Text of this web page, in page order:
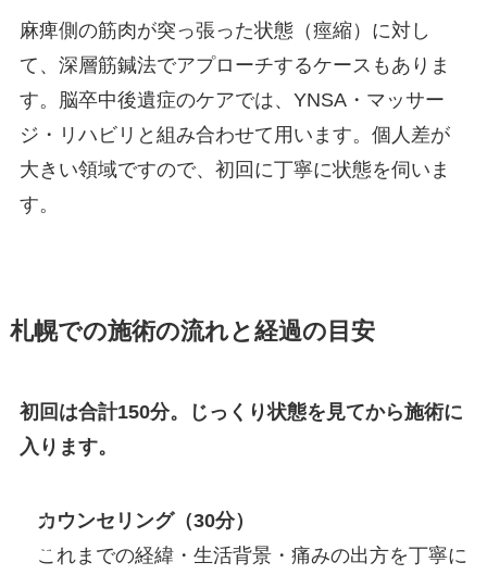
麻痺側の筋肉が突っ張った状態（痙縮）に対し
て、深層筋鍼法でアプローチするケースもありま
す。脳卒中後遺症のケアでは、YNSA・マッサー
ジ・リハビリと組み合わせて用います。個人差が
大きい領域ですので、初回に丁寧に状態を伺いま
す。
札幌での施術の流れと経過の目安
初回は合計150分。じっくり状態を見てから施術に
入ります。
1
カウンセリング（30分）
これまでの経緯・生活背景・痛みの出方を丁寧に